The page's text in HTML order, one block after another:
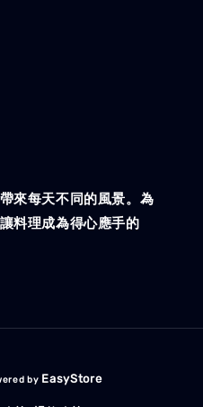
來每天不同的風景。為
料理成為得心應手的
by EasyStore